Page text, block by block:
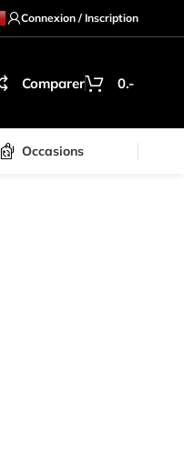
Connexion / Inscription
Comparer 0.-
Occasions